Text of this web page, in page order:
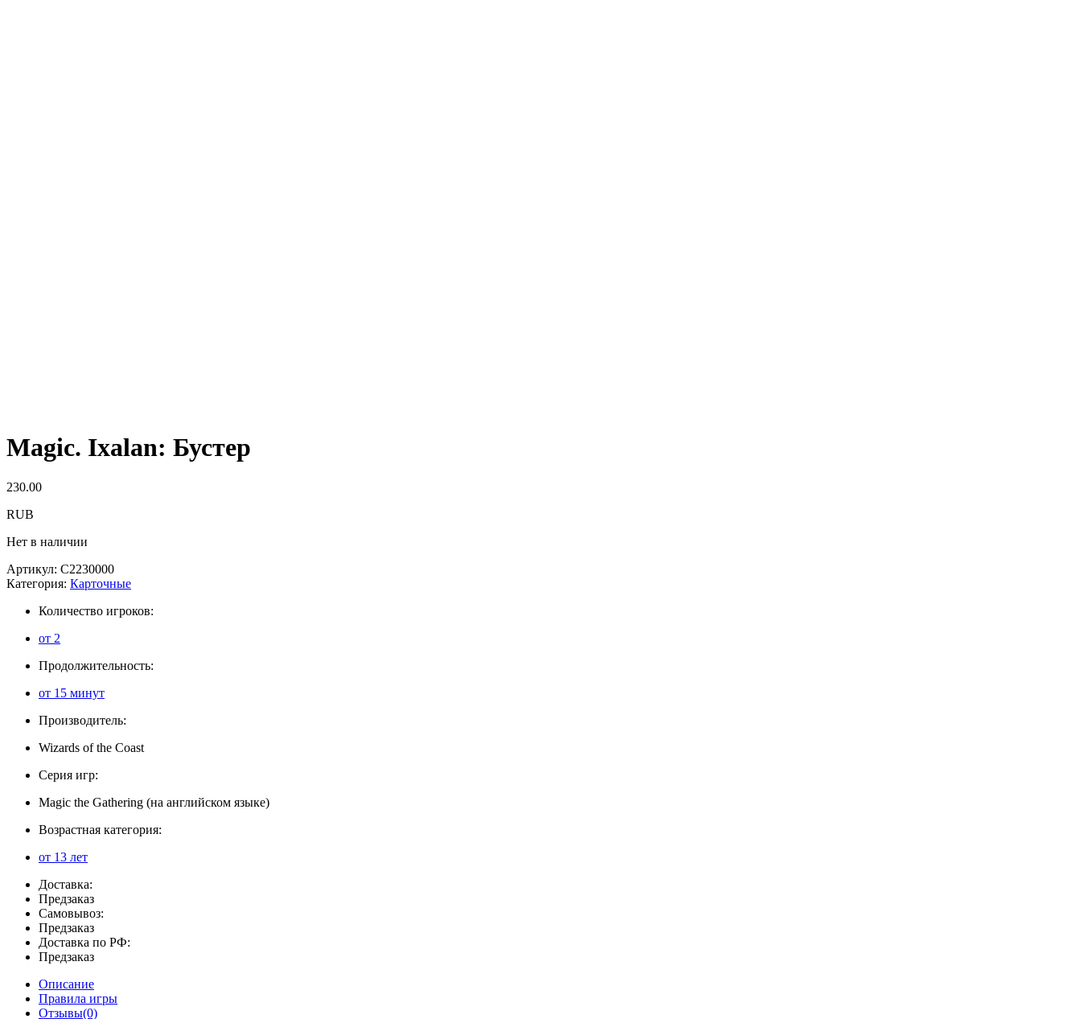
Magic. Ixalan: Бустер
230.00
RUB
Нет в наличии
Артикул: C2230000
Категория: Карточные
Количество игроков:
от 2
Продолжительность:
от 15 минут
Производитель:
Wizards of the Coast
Серия игр:
Magic the Gathering (на английском языке)
Возрастная категория:
от 13 лет
Доставка:
Предзаказ
Самовывоз:
Предзаказ
Доставка по РФ:
Предзаказ
Описание
Правила игры
Отзывы(0)